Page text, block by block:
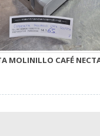
MOLINILLO CAFÉ